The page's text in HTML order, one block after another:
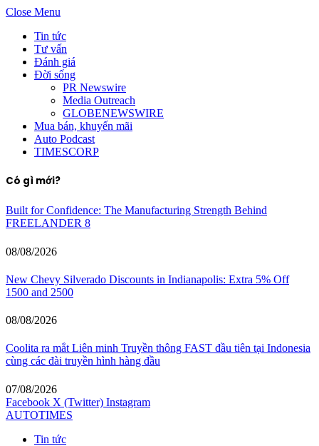
Close Menu
Tin tức
Tư vấn
Đánh giá
Đời sống
PR Newswire
Media Outreach
GLOBENEWSWIRE
Mua bán, khuyến mãi
Auto Podcast
TIMESCORP
Có gì mới?
Built for Confidence: The Manufacturing Strength Behind
FREELANDER 8
08/08/2026
New Chevy Silverado Discounts in Indianapolis: Extra 5% Off
1500 and 2500
08/08/2026
Coolita ra mắt Liên minh Truyền thông FAST đầu tiên tại Indonesia
cùng các đài truyền hình hàng đầu
07/08/2026
Facebook X (Twitter) Instagram
AUTOTIMES
Tin tức